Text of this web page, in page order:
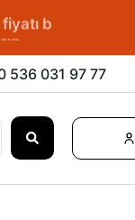
bulun.
536 031 97 77